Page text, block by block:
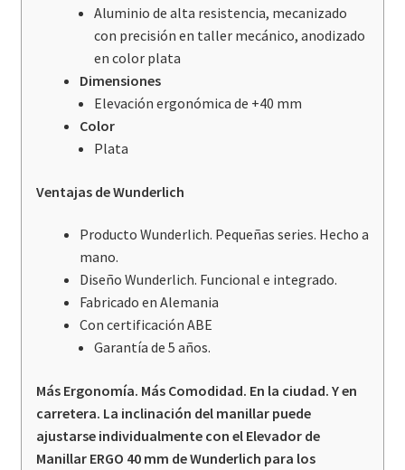
Aluminio de alta resistencia, mecanizado
con precisión en taller mecánico, anodizado
en color plata
Dimensiones
Elevación ergonómica de +40 mm
Color
Plata
Ventajas de Wunderlich
Producto Wunderlich. Pequeñas series. Hecho a
mano.
Diseño Wunderlich. Funcional e integrado.
Fabricado en Alemania
Con certificación ABE
Garantía de 5 años.
Más Ergonomía. Más Comodidad. En la ciudad. Y en
carretera. La inclinación del manillar puede
ajustarse individualmente con el Elevador de
Manillar ERGO 40 mm de Wunderlich para los